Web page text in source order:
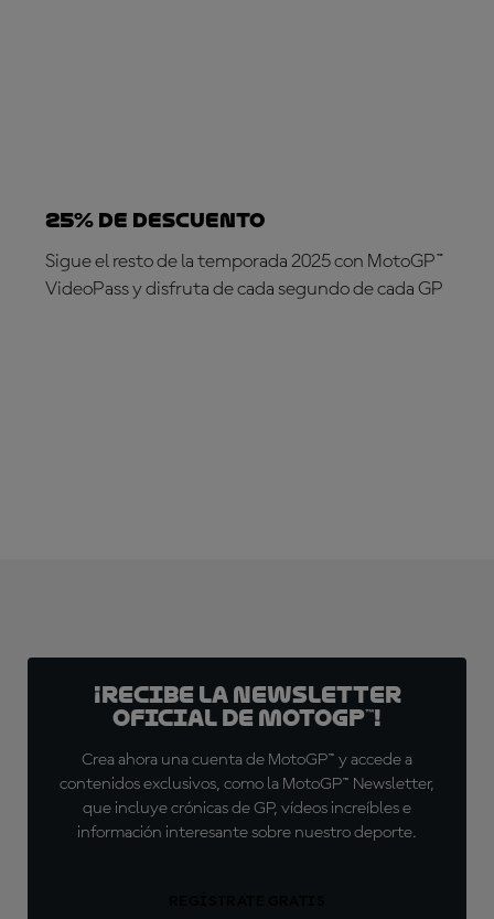
25% DE DESCUENTO
Sigue el resto de la temporada 2025 con MotoGP™
VideoPass y disfruta de cada segundo de cada GP
¡Recibe la Newsletter
oficial de MotoGP™!
Crea ahora una cuenta de MotoGP™ y accede a
contenidos exclusivos, como la MotoGP™ Newsletter,
que incluye crónicas de GP, vídeos increíbles e
información interesante sobre nuestro deporte.